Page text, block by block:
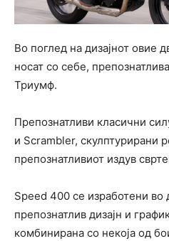
Во поглед на дизајнот овие
носат со себе,
Триумф.
Препознатливи класични
и Scrambler, скулптурирани
препознатливиот издув
Speed 400 се изработени во
препознатлив дизајн и
комбинирана со некоја од